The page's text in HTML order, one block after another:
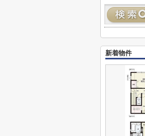
新着物件